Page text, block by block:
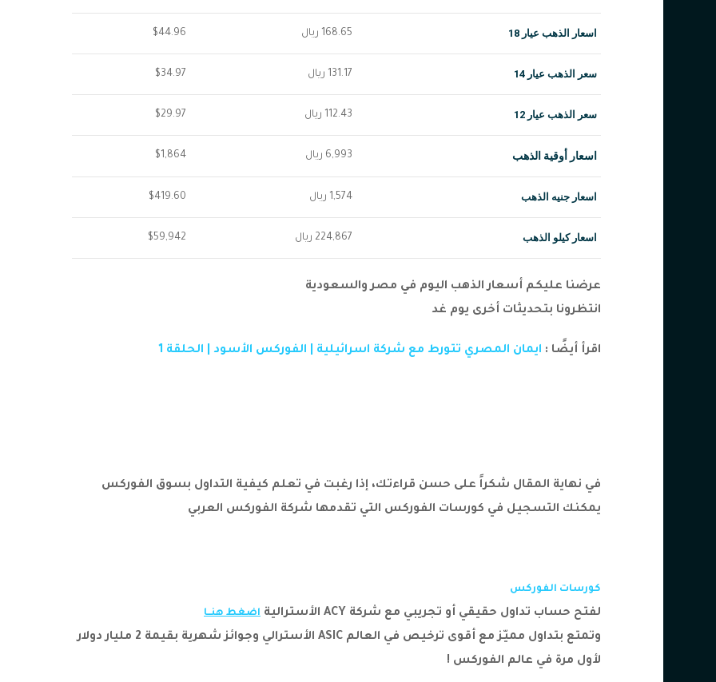
اسعار الذهب عيار 18 168.65 ريال $44.96
سعر الذهب عيار 14 131.17 ريال $34.97
سعر الذهب عيار 12 112.43 ريال $29.97
اسعار أوقية الذهب 6,993 ريال $1,864
اسعار جنيه الذهب 1,574 ريال $419.60
اسعار كيلو الذهب 224,867 ريال $59,942
عرضنا عليكم أسعار الذهب اليوم في مصر والسعودية
انتظرونا بتحديثات أخرى يوم غد
اقرأ أيضًا : ايمان المصري تتورط مع شركة اسرائيلية | الفوركس الأسود | الحلقة 1
في نهاية المقال شكراً على حسن قراءتك، إذا رغبت في تعلم كيفية التداول بسوق الفوركس
يمكنك التسجيل في كورسات الفوركس التي تقدمها شركة الفوركس العربي
كورسات الفوركس
لفتح حساب تداول حقيقي أو تجريبي مع شركة ACY الأسترالية اضغط هنــا
وتمتع بتداول مميّز مع أقوى ترخيص في العالم ASIC الأسترالي وجوائز شهرية بقيمة 2 مليار دولار
لأول مرة في عالم الفوركس !